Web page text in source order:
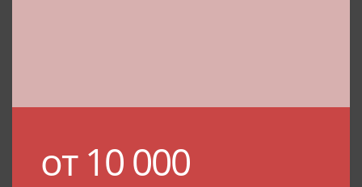
от 10 000